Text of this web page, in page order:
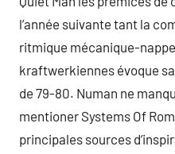
l’année suivante tant la
ritmique mécanique-
kraftwerkiennes évoque
de 79-80. Numan ne
mentioner Systems Of
principales sources